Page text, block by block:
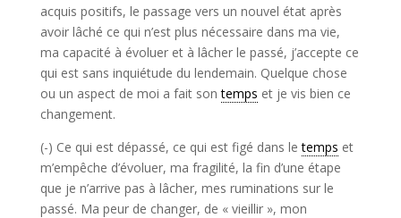
acquis positifs, le passage vers un nouvel état après
avoir lâché ce qui n’est plus nécessaire dans ma vie,
ma capacité à évoluer et à lâcher le passé, j’accepte ce
qui est sans inquiétude du lendemain. Quelque chose
ou un aspect de moi a fait sontemps et je vis bien ce
changement.
(-) Ce qui est dépassé, ce qui est figé dans letemps et
m’empêche d’évoluer, ma fragilité, la fin d’une étape
que je n’arrive pas à lâcher, mes ruminations sur le
passé. Ma peur de changer, de « vieillir », mon